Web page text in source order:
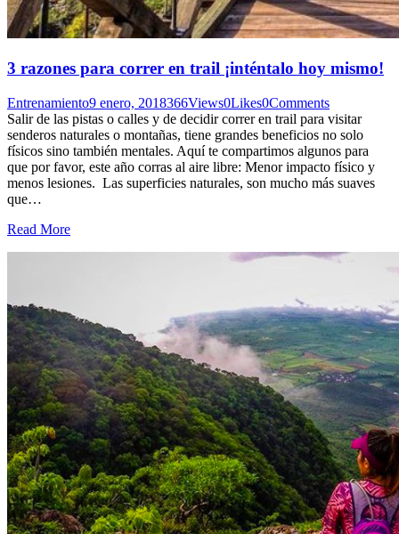
3 razones para correr en trail ¡inténtalo hoy mismo!
Entrenamiento9 enero, 2018366Views0Likes0Comments
Salir de las pistas o calles y de decidir correr en trail para visitar
senderos naturales o montañas, tiene grandes beneficios no solo
físicos sino también mentales. Aquí te compartimos algunos para
que por favor, este año corras al aire libre: Menor impacto físico y
menos lesiones. Las superficies naturales, son mucho más suaves
que…
Read More